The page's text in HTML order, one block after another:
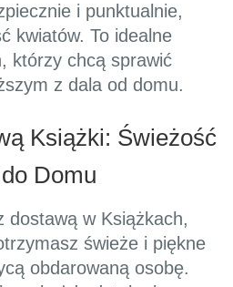
i punktualnie,
kwiatów. To idealne
którzy chcą sprawić
z dala od domu.
Książki: Świeżość
Domu
dostawą w Książkach,
świeże i piękne
obdarowaną osobę.